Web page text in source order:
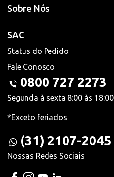
Sobre Nós
SAC
Status do Pedido
Fale Conosco
0800 727 2273
Segunda à sexta 8:00 às 18:00
*Exceto feriados
(31) 2107-2045
Nossas Redes Sociais